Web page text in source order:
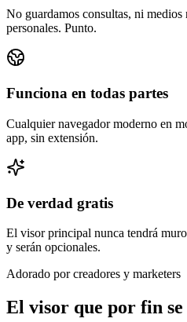
No guardamos consultas, ni medios
personales. Punto.
Funciona en todas partes
Cualquier navegador moderno en
app, sin extensión.
De verdad gratis
El visor principal nunca tendrá
y serán opcionales.
Adorado por creadores y marketers
El visor que por fin se